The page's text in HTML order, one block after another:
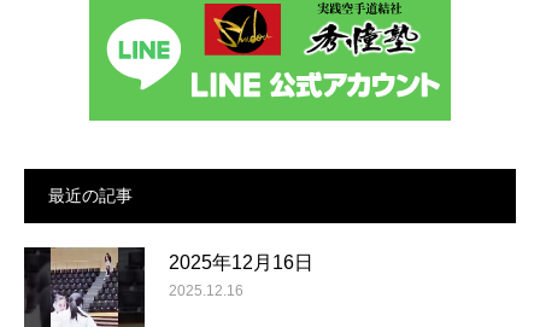
最近の記事
2025年12月16日
2025.12.16